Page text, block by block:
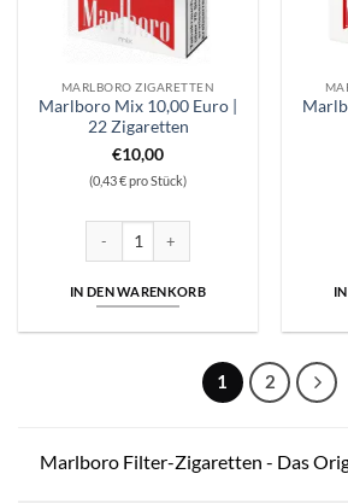
MARLBORO ZIGARETTEN
Marlboro Mix 10,00 Euro |
22 Zigaretten
€10,00
(0,43 € pro Stück)
Marlboro Mix 10,00 Euro | 22 Zigaretten
IN DEN WARENKORB
1 2
Marlboro Filter-Zigaretten - Das